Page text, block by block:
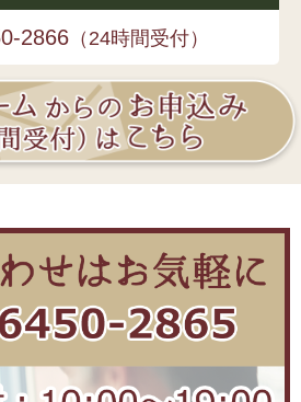
2866（24時間受付）